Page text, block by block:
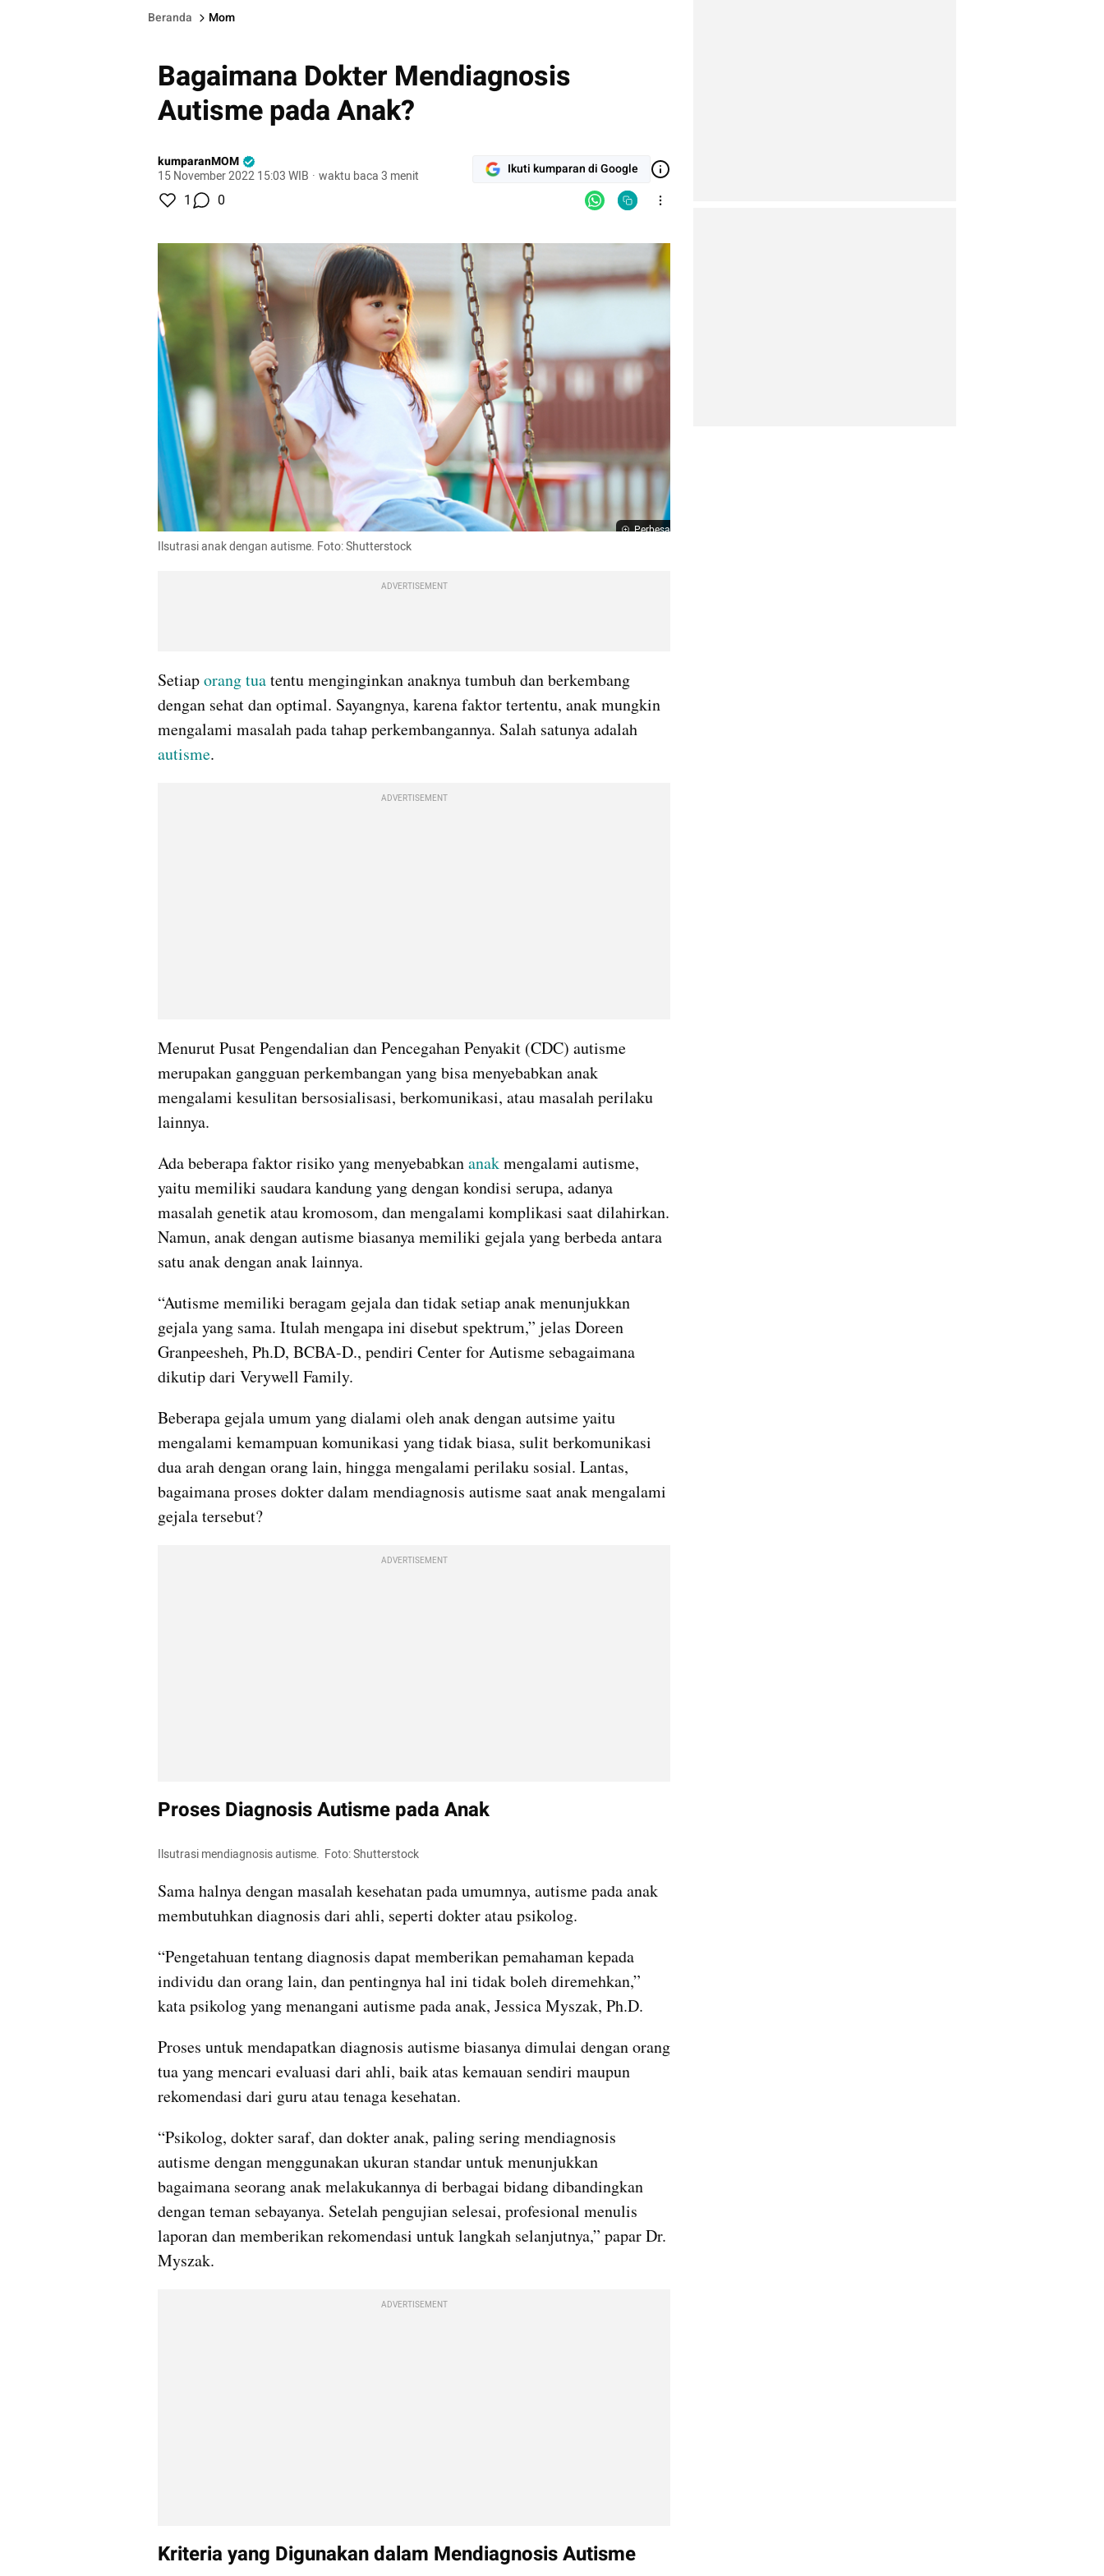
Beranda Mom
Bagaimana Dokter Mendiagnosis
Autisme pada Anak?
kumparanMOM
15 November 2022 15:03 WIB · waktu baca 3 menit Ikuti kumparan di Google
1 0
Perbesar
Ilsutrasi anak dengan autisme. Foto: Shutterstock
ADVERTISEMENT
Setiap orang tua tentu menginginkan anaknya tumbuh dan berkembang
dengan sehat dan optimal. Sayangnya, karena faktor tertentu, anak mungkin
autisme.
ADVERTISEMENT
Menurut Pusat Pengendalian dan Pencegahan Penyakit (CDC) autisme
merupakan gangguan perkembangan yang bisa menyebabkan anak
mengalami kesulitan bersosialisasi, berkomunikasi, atau masalah perilaku
lainnya.
Ada beberapa faktor risiko yang menyebabkan anak mengalami autisme,
yaitu memiliki saudara kandung yang dengan kondisi serupa, adanya
masalah genetik atau kromosom, dan mengalami komplikasi saat dilahirkan.
Namun, anak dengan autisme biasanya memiliki gejala yang berbeda antara
satu anak dengan anak lainnya.
“Autisme memiliki beragam gejala dan tidak setiap anak menunjukkan
gejala yang sama. Itulah mengapa ini disebut spektrum,” jelas Doreen
Granpeesheh, Ph.D, BCBA-D., pendiri Center for Autisme sebagaimana
dikutip dari Verywell Family.
Beberapa gejala umum yang dialami oleh anak dengan autsime yaitu
mengalami kemampuan komunikasi yang tidak biasa, sulit berkomunikasi
dua arah dengan orang lain, hingga mengalami perilaku sosial. Lantas,
bagaimana proses dokter dalam mendiagnosis autisme saat anak mengalami
gejala tersebut?
ADVERTISEMENT
Proses Diagnosis Autisme pada Anak
Ilsutrasi mendiagnosis autisme.  Foto: Shutterstock
Sama halnya dengan masalah kesehatan pada umumnya, autisme pada anak
membutuhkan diagnosis dari ahli, seperti dokter atau psikolog.
“Pengetahuan tentang diagnosis dapat memberikan pemahaman kepada
individu dan orang lain, dan pentingnya hal ini tidak boleh diremehkan,”
kata psikolog yang menangani autisme pada anak, Jessica Myszak, Ph.D.
Proses untuk mendapatkan diagnosis autisme biasanya dimulai dengan orang
tua yang mencari evaluasi dari ahli, baik atas kemauan sendiri maupun
rekomendasi dari guru atau tenaga kesehatan.
“Psikolog, dokter saraf, dan dokter anak, paling sering mendiagnosis
autisme dengan menggunakan ukuran standar untuk menunjukkan
bagaimana seorang anak melakukannya di berbagai bidang dibandingkan
dengan teman sebayanya. Setelah pengujian selesai, profesional menulis
laporan dan memberikan rekomendasi untuk langkah selanjutnya,” papar Dr.
Myszak.
ADVERTISEMENT
Kriteria yang Digunakan dalam Mendiagnosis Autisme